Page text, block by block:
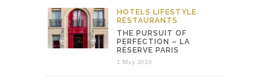
HOTELS LIFESTYLE
RESTAURANTS
THE PURSUIT OF
PERFECTION – LA
RÉSERVE PARIS
2 May 2020